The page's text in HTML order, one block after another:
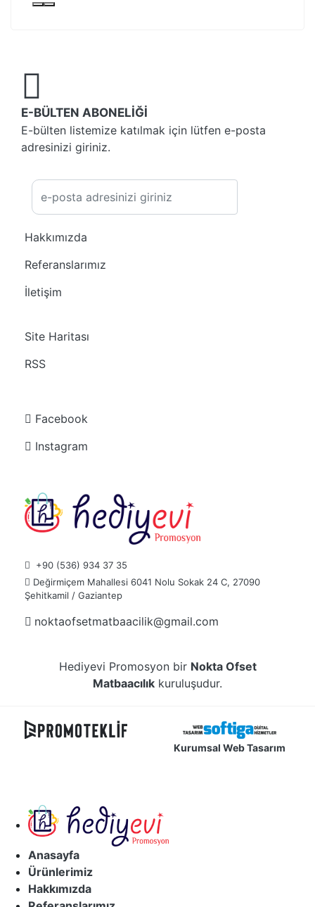
E-BÜLTEN ABONELİĞİ
E-bülten listemize katılmak için lütfen e-posta
adresinizi giriniz.
Hakkımızda
Referanslarımız
İletişim
Site Haritası
RSS
Facebook
Instagram
+90 (536) 934 37 35
Değirmiçem Mahallesi 6041 Nolu Sokak 24 C, 27090
Şehitkamil / Gaziantep
noktaofsetmatbaacilik@gmail.com
Hediyevi Promosyon bir Nokta Ofset
Matbaacılık kuruluşudur.
Kurumsal Web Tasarım
Anasayfa
Ürünlerimiz
Hakkımızda